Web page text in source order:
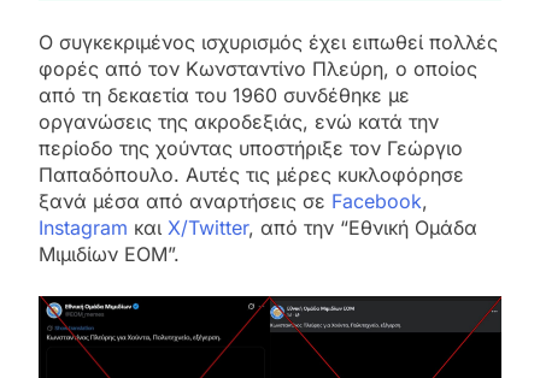
Ο συγκεκριμένος ισχυρισμός έχει ειπωθεί πολλές
φορές από τον Κωνσταντίνο Πλεύρη, ο οποίος
από τη δεκαετία του 1960 συνδέθηκε με
οργανώσεις της ακροδεξιάς, ενώ κατά την
περίοδο της χούντας υποστήριξε τον Γεώργιο
Παπαδόπουλο. Αυτές τις μέρες κυκλοφόρησε
ξανά μέσα από αναρτήσεις σε Facebook,
Instagram και X/Twitter, από την “Εθνική Ομάδα
Μιμιδίων ΕΟΜ”.